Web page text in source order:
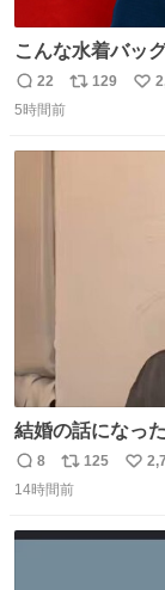
こんな水着バッ
世代（笑）
返
信
22
リ
129
い
5時間前
結婚の話になっ
間に一族が潰え
望は"ある"って
えて言葉を選ん
返
信
8
リ
ポ
125
い
14時間前